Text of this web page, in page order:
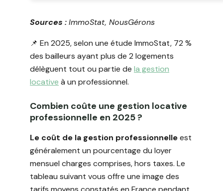
Sources :ImmoStat, NousGérons
📌 En 2025, selon une étude ImmoStat, 72 %
des bailleurs ayant plus de 2 logements
délèguent tout ou partie de la gestion
locative à un professionnel.
Combien coûte une gestion locative
professionnelle en 2025 ?
Le coût de la gestion professionnelleest
généralement un pourcentage du loyer
mensuel charges comprises, hors taxes. Le
tableau suivant vous offre une image des